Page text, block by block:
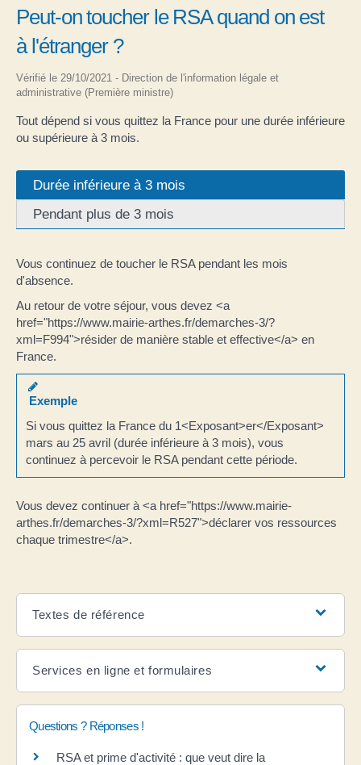
Peut-on toucher le RSA quand on est
à l'étranger ?
Vérifié le 29/10/2021 - Direction de l'information légale et
administrative (Première ministre)
Tout dépend si vous quittez la France pour une durée inférieure
ou supérieure à 3 mois.
Durée inférieure à 3 mois
Pendant plus de 3 mois
Vous continuez de toucher le RSA pendant les mois
d'absence.
Au retour de votre séjour, vous devez <a
href="https://www.mairie-arthes.fr/demarches-3/?
xml=F994">résider de manière stable et effective</a> en
France.
Exemple
Si vous quittez la France du 1<Exposant>er</Exposant>
mars au 25 avril (durée inférieure à 3 mois), vous
continuez à percevoir le RSA pendant cette période.
Vous devez continuer à <a href="https://www.mairie-
arthes.fr/demarches-3/?xml=R527">déclarer vos ressources
chaque trimestre</a>.
Textes de référence
Services en ligne et formulaires
Questions ? Réponses !
RSA et prime d'activité : que veut dire la